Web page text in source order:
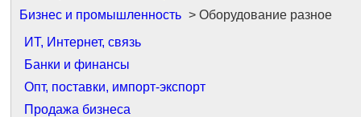
Бизнес и промышленность > Оборудование разное
ИТ, Интернет, связь
Банки и финансы
Опт, поставки, импорт-экспорт
Продажа бизнеса